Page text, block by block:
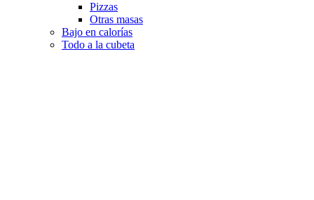
Pizzas
Otras masas
Bajo en calorías
Todo a la cubeta